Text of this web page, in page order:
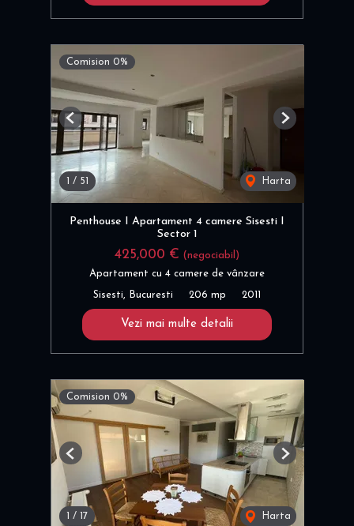
Comision 0%
1 / 51 Harta
Previous Next
Penthouse I Apartament 4 camere Sisesti I
Sector 1
425,000 € (negociabil)
Apartament cu 4 camere de vânzare
Sisesti, Bucuresti 206 mp 2011
Vezi mai multe detalii
Comision 0%
/ 17 Harta
Previous Next